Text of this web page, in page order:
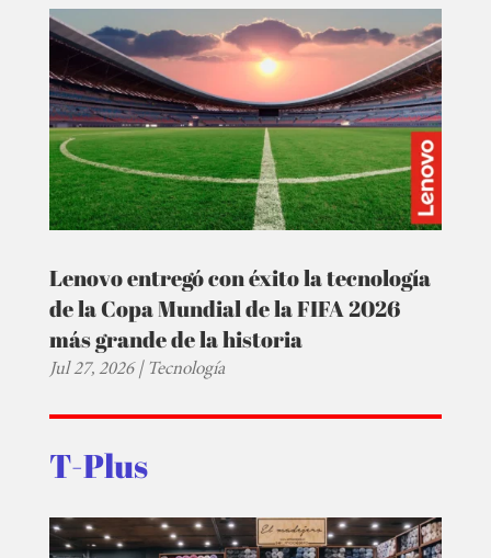
Lenovo entregó con éxito la tecnología
de la Copa Mundial de la FIFA 2026
más grande de la historia
Jul 27, 2026|Tecnología
T-Plus